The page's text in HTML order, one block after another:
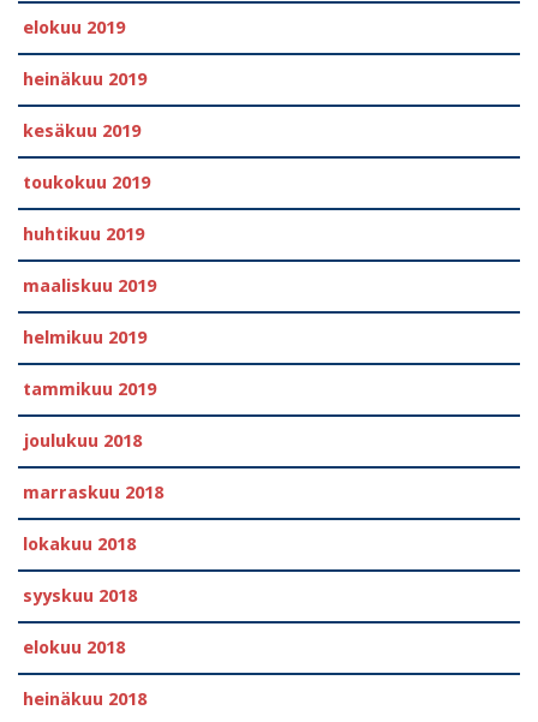
elokuu 2019
heinäkuu 2019
kesäkuu 2019
toukokuu 2019
huhtikuu 2019
maaliskuu 2019
helmikuu 2019
tammikuu 2019
joulukuu 2018
marraskuu 2018
lokakuu 2018
syyskuu 2018
elokuu 2018
heinäkuu 2018